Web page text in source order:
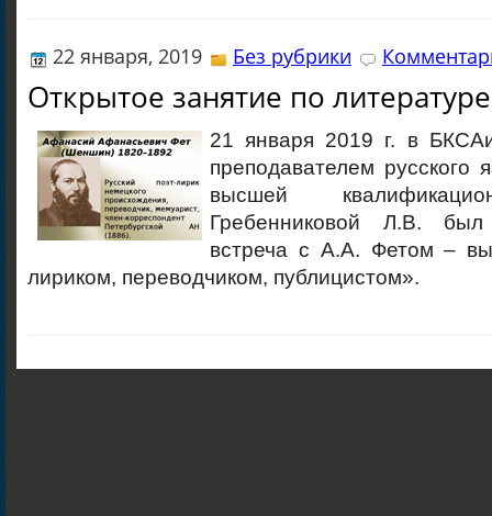
22 января, 2019 Без рубрики
Открытое занятие по литературе
21 января 2019 г. в
преподавателем русского
высшей
Гребенниковой Л.В.
встреча с А.А. Фетом –
лириком, переводчиком, публицистом».